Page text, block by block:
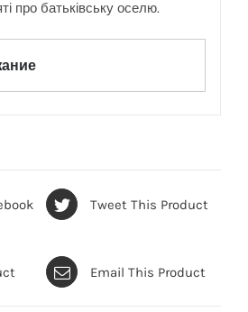
про батьківську оселю.
Tweet This Product
Email This Product